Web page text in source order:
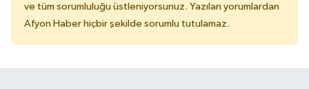
ve tüm sorumluluğu üstleniyorsunuz. Yazılan yorumlardan
Afyon Haber hiçbir şekilde sorumlu tutulamaz.